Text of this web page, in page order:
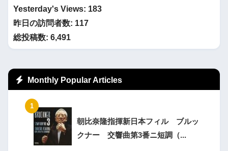
Yesterday's Views: 183
昨日の訪問者数: 117
総投稿数: 6,491
Monthly Popular Articles
朝比奈隆指揮新日本フィル ブルッ
クナー 交響曲第3番ニ短調（...